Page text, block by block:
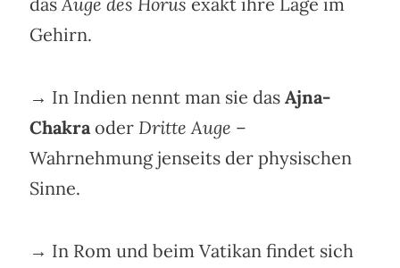
Gehirn.
→ In Indien nennt man sie dasAjna-
Chakra oder Dritte Auge –
Wahrnehmung jenseits der physischen
Sinne.
→ In Rom und beim Vatikan findet sich